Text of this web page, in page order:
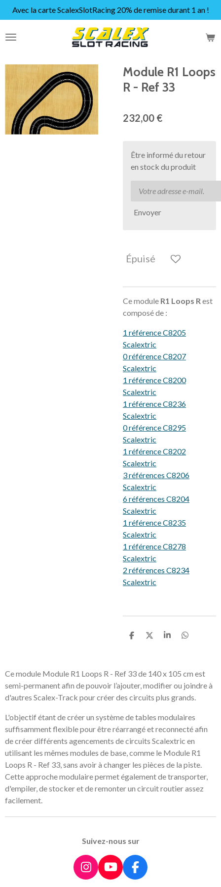
Passer
au
contenu
Avec la carte ScalexSlotRacing 20% de remise durant 1 an !
Module R1 Loops
R - Ref 33
232,00 €
Être informé du retour
en stock du produit
Envoyer
Épuisé
Ce module R1 Loops R est
composé de :
1 référence C8205
Scalextric
0 référence C8207
Scalextric
1 référence C8200
Scalextric
1 référence C8236
Scalextric
0 référence C8295
Scalextric
1 référence C8202
Scalextric
3 références C8206
Scalextric
6 références C8204
Scalextric
1 référence C8235
Scalextric
1 référence C8278
Scalextric
2 références C8234
Scalextric
P
a
g
e
P
a
g
e
r
P
a
g
e
P
g
e
Ce module Module R1 Loops R - Ref 33 de 140 x 105 cm est
semi-permanent afin de pouvoir l’ajouter, modifier ou joindre à
d'autres Scalex-Track pour créer des circuits plus grands.
L'objectif étant de créer un système de tables modulaires
suffisamment flexible pour être réarrangé et reconnecté afin
de créer différents agencements de circuits Scalextric en
utilisant les mêmes modules de base, comme le Module R1
Loops R - Ref 33, sans avoir à changer les pièces de la piste.
Cette approche modulaire permet également de transporter,
d'empiler, de stocker et de remonter un circuit routier assez
facilement.
Suivez-nous sur
I
Y
F